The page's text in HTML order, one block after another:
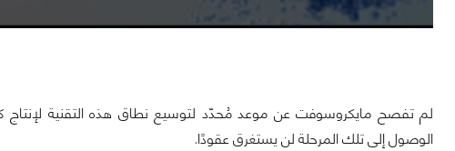
لم تفصح مايكروسوفت عن موعد مُحدّد لتوسيع نطاق هذه التقنية لإنتاج
الوصول إلى تلك المرحلة لن يستغرق عقودًا.